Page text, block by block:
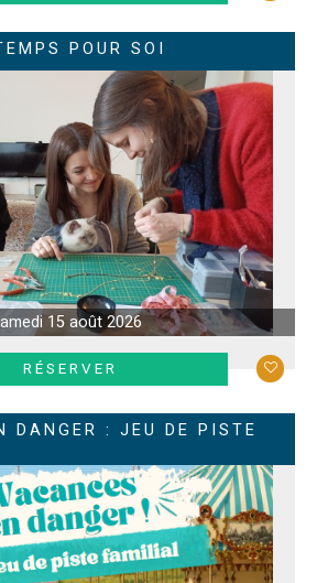
POUR SOI
15 août 2026
EN SAVOIR +
RÉSERVER
DANGER : JEU DE PISTE